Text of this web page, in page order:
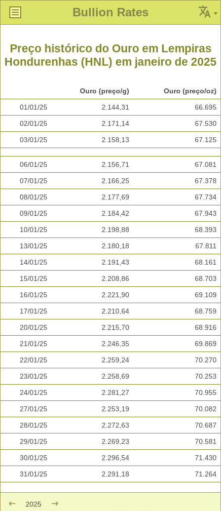
Bullion Rates
Preço histórico do Ouro em Lempiras
Hondurenhas (HNL) em janeiro de 2025
Ouro (preço/g) Ouro (preço/oz)
01/01/25 2.144,31 66.695
02/01/25 2.171,14 67.530
03/01/25 2.158,13 67.125
06/01/25 2.156,71 67.081
07/01/25 2.166,25 67.378
08/01/25 2.177,69 67.734
09/01/25 2.184,42 67.943
10/01/25 2.198,88 68.393
13/01/25 2.180,18 67.811
14/01/25 2.191,43 68.161
15/01/25 2.208,86 68.703
16/01/25 2.221,90 69.109
17/01/25 2.210,64 68.759
20/01/25 2.215,70 68.916
21/01/25 2.246,35 69.869
22/01/25 2.259,24 70.270
23/01/25 2.258,69 70.253
24/01/25 2.281,27 70.955
27/01/25 2.253,19 70.082
28/01/25 2.272,63 70.687
29/01/25 2.269,23 70.581
30/01/25 2.296,54 71.430
31/01/25 2.291,18 71.264
2025